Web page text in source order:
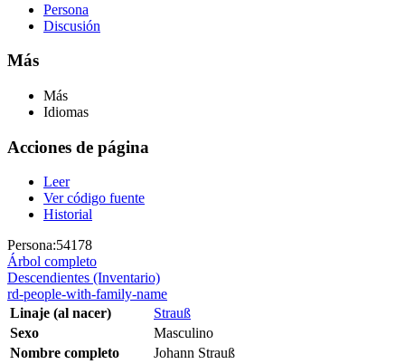
Persona
Discusión
Más
Más
Idiomas
Acciones de página
Leer
Ver código fuente
Historial
Persona:54178
Árbol completo
Descendientes (Inventario)
rd-people-with-family-name
Linaje (al nacer)
Strauß
Sexo
Masculino
Nombre completo
Johann Strauß